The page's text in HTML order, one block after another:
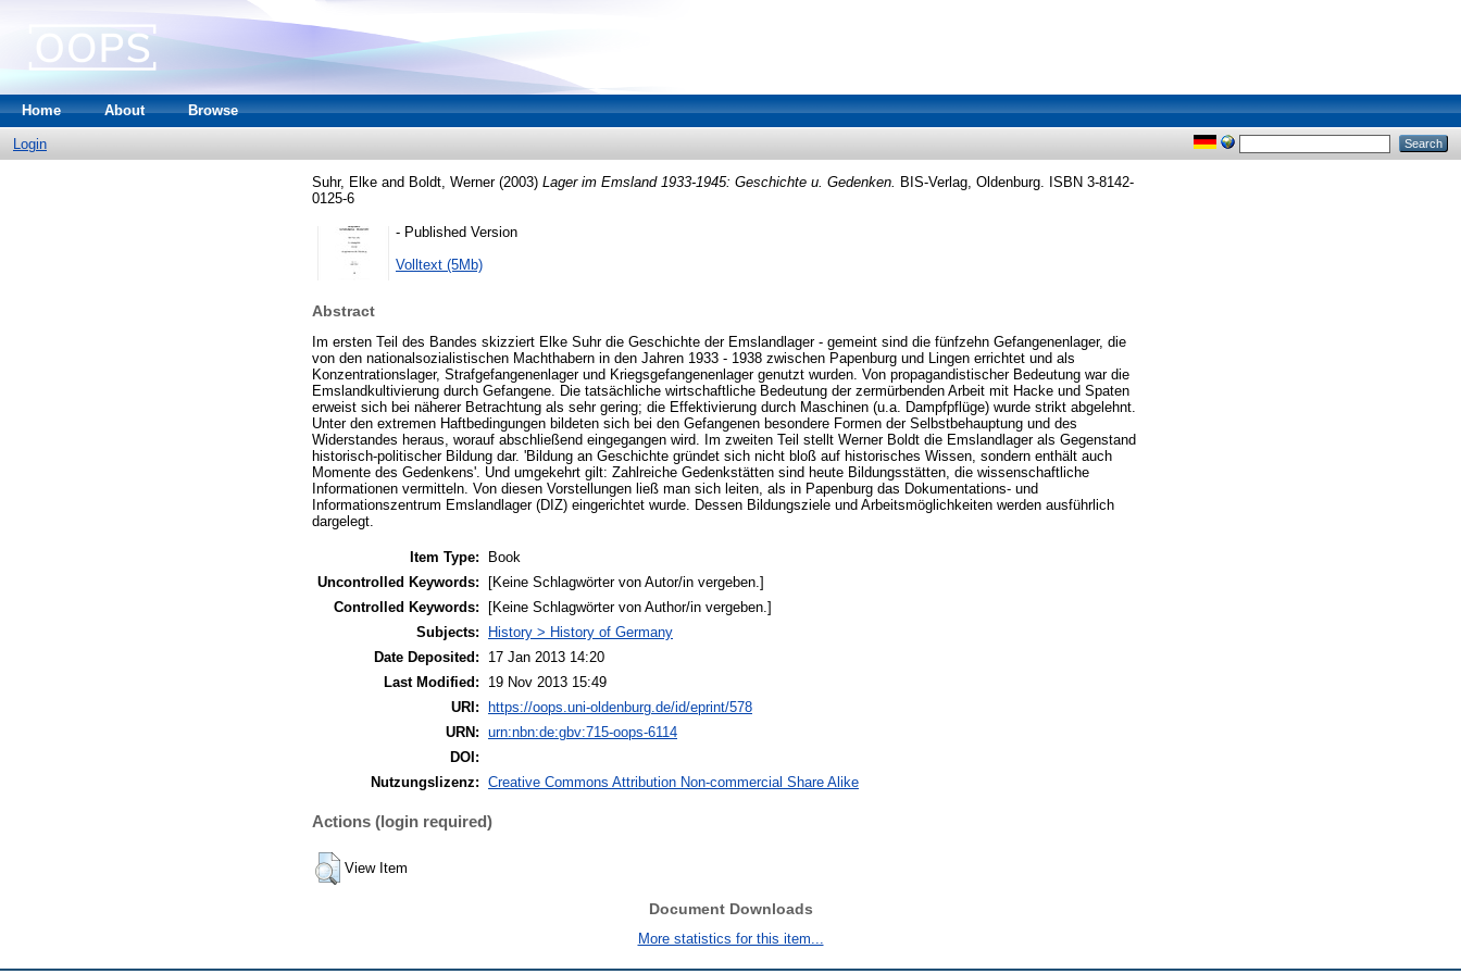
Home About Browse
Login
Suhr, Elke and Boldt, Werner(2003) Lager im Emsland 1933-1945: Geschichte u. Gedenken.
BIS-Verlag, Oldenburg. ISBN 3-8142-
0125-6
- Published Version
Volltext (5Mb)
Abstract
Im ersten Teil des Bandes skizziert Elke Suhr die Geschichte der Emslandlager - gemeint sind die fünfzehn Gefangenenlager, die
von den nationalsozialistischen Machthabern in den Jahren 1933 - 1938 zwischen Papenburg und Lingen errichtet und als
Konzentrationslager, Strafgefangenenlager und Kriegsgefangenenlager genutzt wurden. Von propagandistischer Bedeutung war die
Emslandkultivierung durch Gefangene. Die tatsächliche wirtschaftliche Bedeutung der zermürbenden Arbeit mit Hacke und Spaten
erweist sich bei näherer Betrachtung als sehr gering; die Effektivierung durch Maschinen (u.a. Dampfpflüge) wurde strikt abgelehnt.
Unter den extremen Haftbedingungen bildeten sich bei den Gefangenen besondere Formen der Selbstbehauptung und des
Widerstandes heraus, worauf abschließend eingegangen wird. Im zweiten Teil stellt Werner Boldt die Emslandlager als Gegenstand
historisch-politischer Bildung dar. 'Bildung an Geschichte gründet sich nicht bloß auf historisches Wissen, sondern enthält auch
Momente des Gedenkens'. Und umgekehrt gilt: Zahlreiche Gedenkstätten sind heute Bildungsstätten, die wissenschaftliche
Informationen vermitteln. Von diesen Vorstellungen ließ man sich leiten, als in Papenburg das Dokumentations- und
Informationszentrum Emslandlager (DIZ) eingerichtet wurde. Dessen Bildungsziele und Arbeitsmöglichkeiten werden ausführlich
dargelegt.
Item Type:
Book
Uncontrolled Keywords:
[Keine Schlagwörter von Autor/in vergeben.]
Controlled Keywords:
[Keine Schlagwörter von Author/in vergeben.]
Subjects:
History > History of Germany
Date Deposited:
17 Jan 2013 14:20
Last Modified:
19 Nov 2013 15:49
URI:
https://oops.uni-oldenburg.de/id/eprint/578
URN: urn:nbn:de:gbv:715-oops-6114
DOI:
Nutzungslizenz: Creative Commons Attribution Non-commercial Share Alike
Actions (login required)
View Item
Document Downloads
More statistics for this item...